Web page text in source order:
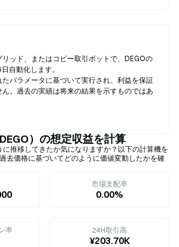
ッド、またはコピー取引ボットで、DEGOの
自動化します。
パラメータに基づいて実行され、利益を保証
。過去の実績は将来の結果を示すものではあ
）の想定収益を計算
推移してきたか気になりますか？以下の計算機を
去価格に基づいてどのように価値変動したかを確
市場支配率
0.00%
率 24H取引高
¥203.70K